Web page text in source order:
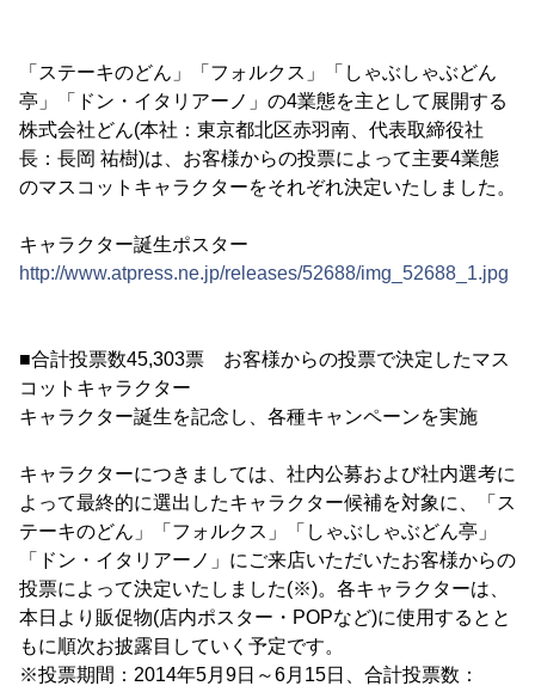
「ステーキのどん」「フォルクス」「しゃぶしゃぶどん
亭」「ドン・イタリアーノ」の4業態を主として展開する
株式会社どん(本社：東京都北区赤羽南、代表取締役社
長：長岡 祐樹)は、お客様からの投票によって主要4業態
のマスコットキャラクターをそれぞれ決定いたしました。
キャラクター誕生ポスター
http://www.atpress.ne.jp/releases/52688/img_52688_1.jpg
■合計投票数45,303票 お客様からの投票で決定したマス
コットキャラクター
キャラクター誕生を記念し、各種キャンペーンを実施
キャラクターにつきましては、社内公募および社内選考に
よって最終的に選出したキャラクター候補を対象に、「ス
テーキのどん」「フォルクス」「しゃぶしゃぶどん亭」
「ドン・イタリアーノ」にご来店いただいたお客様からの
投票によって決定いたしました(※)。各キャラクターは、
本日より販促物(店内ポスター・POPなど)に使用するとと
もに順次お披露目していく予定です。
※投票期間：2014年5月9日～6月15日、合計投票数：